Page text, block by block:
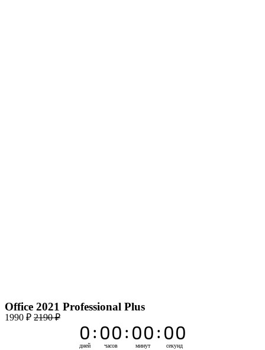
Office 2021 Professional Plus
1990 ₽ 2190 ₽
0
дней
: 00
часов
: 00
минут
: 00
секунд